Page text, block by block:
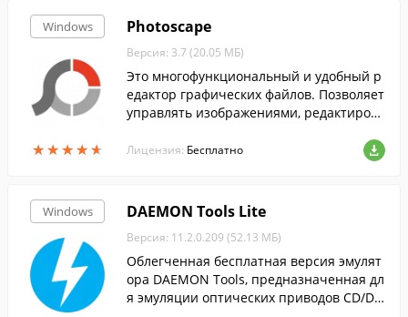
Windows
★★★★★
★★★★★
Photoscape
Версия: 3.7 (20.05 МБ)
Это многофункциональный и удобный р
едактор графических файлов. Позволяет
управлять изображениями, редактирова
Лицензия: Бесплатно
Windows DAEMON Tools Lite
Версия: 11.2.0.209 (52.13 МБ)
Облегченная бесплатная версия эмулят
ора DAEMON Tools, предназначенная дл
я эмуляции оптических приводов CD/DV